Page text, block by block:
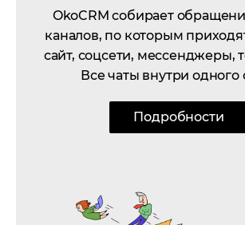
OkoCRM собирает
каналов, по которым
сайт, соцсети, мессенджеры,
Все чаты внутри одного
Подробности